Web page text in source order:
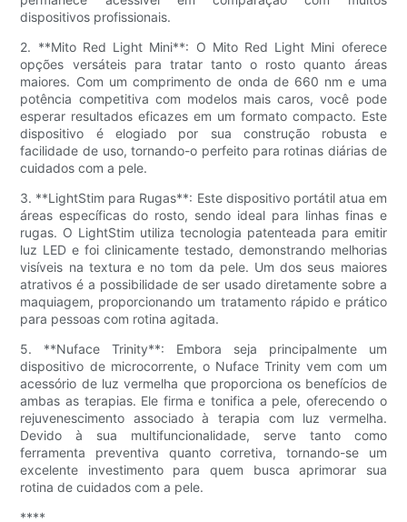
dispositivos profissionais.
2. **Mito Red Light Mini**: O Mito Red Light Mini oferece
opções versáteis para tratar tanto o rosto quanto áreas
maiores. Com um comprimento de onda de 660 nm e uma
potência competitiva com modelos mais caros, você pode
esperar resultados eficazes em um formato compacto. Este
dispositivo é elogiado por sua construção robusta e
facilidade de uso, tornando-o perfeito para rotinas diárias de
cuidados com a pele.
3. **LightStim para Rugas**: Este dispositivo portátil atua em
áreas específicas do rosto, sendo ideal para linhas finas e
rugas. O LightStim utiliza tecnologia patenteada para emitir
luz LED e foi clinicamente testado, demonstrando melhorias
visíveis na textura e no tom da pele. Um dos seus maiores
atrativos é a possibilidade de ser usado diretamente sobre a
maquiagem, proporcionando um tratamento rápido e prático
para pessoas com rotina agitada.
5. **Nuface Trinity**: Embora seja principalmente um
dispositivo de microcorrente, o Nuface Trinity vem com um
acessório de luz vermelha que proporciona os benefícios de
ambas as terapias. Ele firma e tonifica a pele, oferecendo o
rejuvenescimento associado à terapia com luz vermelha.
Devido à sua multifuncionalidade, serve tanto como
ferramenta preventiva quanto corretiva, tornando-se um
excelente investimento para quem busca aprimorar sua
rotina de cuidados com a pele.
****